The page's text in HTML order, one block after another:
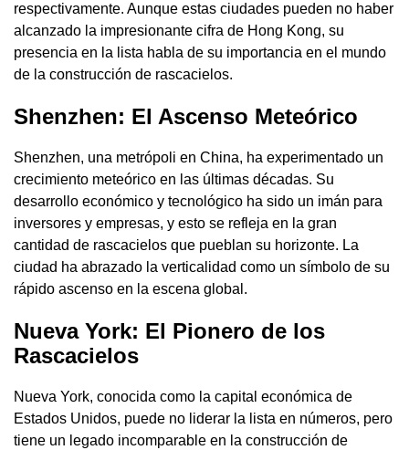
respectivamente. Aunque estas ciudades pueden no haber
alcanzado la impresionante cifra de Hong Kong, su
presencia en la lista habla de su importancia en el mundo
de la construcción de rascacielos.
Shenzhen: El Ascenso Meteórico
Shenzhen, una metrópoli en China, ha experimentado un
crecimiento meteórico en las últimas décadas. Su
desarrollo económico y tecnológico ha sido un imán para
inversores y empresas, y esto se refleja en la gran
cantidad de rascacielos que pueblan su horizonte. La
ciudad ha abrazado la verticalidad como un símbolo de su
rápido ascenso en la escena global.
Nueva York: El Pionero de los
Rascacielos
Nueva York, conocida como la capital económica de
Estados Unidos, puede no liderar la lista en números, pero
tiene un legado incomparable en la construcción de